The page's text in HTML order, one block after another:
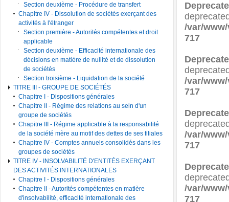
Section deuxième - Procédure de transfert
Chapitre IV - Dissolution de sociétés exerçant des
activités à l'étranger
Section première - Autorités compétentes et droit
applicable
Section deuxième - Efficacité internationale des
décisions en matière de nullité et de dissolution
de sociétés
Section troisième - Liquidation de la société
TITRE III - GROUPE DE SOCIÉTÉS
Chapitre I - Dispositions générales
Chapitre II - Régime des relations au sein d'un
groupe de sociétés
Chapitre III - Régime applicable à la responsabilité
de la société mère au motif des dettes de ses filiales
Chapitre IV - Comptes annuels consolidés dans les
groupes de sociétés
TITRE IV - INSOLVABILITÉ D'ENTITÉS EXERÇANT
DES ACTIVITÉS INTERNATIONALES
Chapitre I - Dispositions générales
Chapitre II - Autorités compétentes en matière
d'insolvabilité, efficacité internationale des
/var/
717
/var/
717
/var/
717
/var/
717